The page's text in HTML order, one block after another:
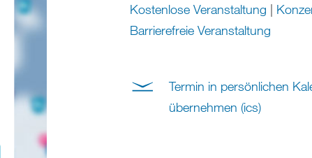
Kostenlose Veranstaltung |
Barrierefreie Veranstaltung
Termin in persönlichen
übernehmen (ics)